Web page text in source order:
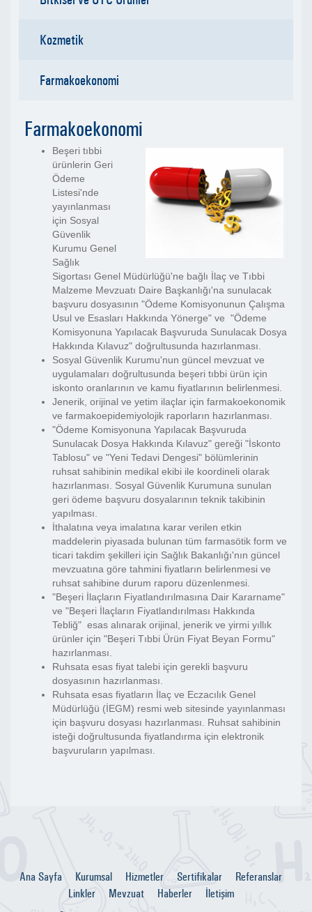
Kozmetik
Farmakoekonomi
Farmakoekonomi
Beşeri tıbbi
ürünlerin Geri
Ödeme
Listesi'nde
yayınlanması
için Sosyal
Güvenlik
Kurumu Genel
Sağlık
Sigortası Genel Müdürlüğü'ne bağlı İlaç ve Tıbbi
Malzeme Mevzuatı Daire Başkanlığı'na sunulacak
başvuru dosyasının "Ödeme Komisyonunun Çalışma
Usul ve Esasları Hakkında Yönerge" ve "Ödeme
Komisyonuna Yapılacak Başvuruda Sunulacak Dosya
Hakkında Kılavuz" doğrultusunda hazırlanması.
Sosyal Güvenlik Kurumu'nun güncel mevzuat ve
uygulamaları doğrultusunda beşeri tıbbi ürün için
iskonto oranlarının ve kamu fiyatlarının belirlenmesi.
Jenerik, orijinal ve yetim ilaçlar için farmakoekonomik
ve farmakoepidemiyolojik raporların hazırlanması.
"Ödeme Komisyonuna Yapılacak Başvuruda
Sunulacak Dosya Hakkında Kılavuz" gereği "İskonto
Tablosu" ve "Yeni Tedavi Dengesi" bölümlerinin
ruhsat sahibinin medikal ekibi ile koordineli olarak
hazırlanması. Sosyal Güvenlik Kurumuna sunulan
geri ödeme başvuru dosyalarının teknik takibinin
yapılması.
İthalatına veya imalatına karar verilen etkin
maddelerin piyasada bulunan tüm farmasötik form ve
ticari takdim şekilleri için Sağlık Bakanlığı'nın güncel
mevzuatına göre tahmini fiyatların belirlenmesi ve
ruhsat sahibine durum raporu düzenlenmesi.
"Beşeri İlaçların Fiyatlandırılmasına Dair Kararname"
ve "Beşeri İlaçların Fiyatlandırılması Hakkında
Tebliğ" esas alınarak orijinal, jenerik ve yirmi yıllık
ürünler için "Beşeri Tıbbi Ürün Fiyat Beyan Formu"
hazırlanması.
Ruhsata esas fiyat talebi için gerekli başvuru
dosyasının hazırlanması.
Ruhsata esas fiyatların İlaç ve Eczacılık Genel
Müdürlüğü (İEGM) resmi web sitesinde yayınlanması
için başvuru dosyası hazırlanması. Ruhsat sahibinin
isteği doğrultusunda fiyatlandırma için elektronik
başvuruların yapılması.
Ana Sayfa Kurumsal Hizmetler Sertifikalar
Referanslar
Linkler
Mevzuat Haberler İletişim